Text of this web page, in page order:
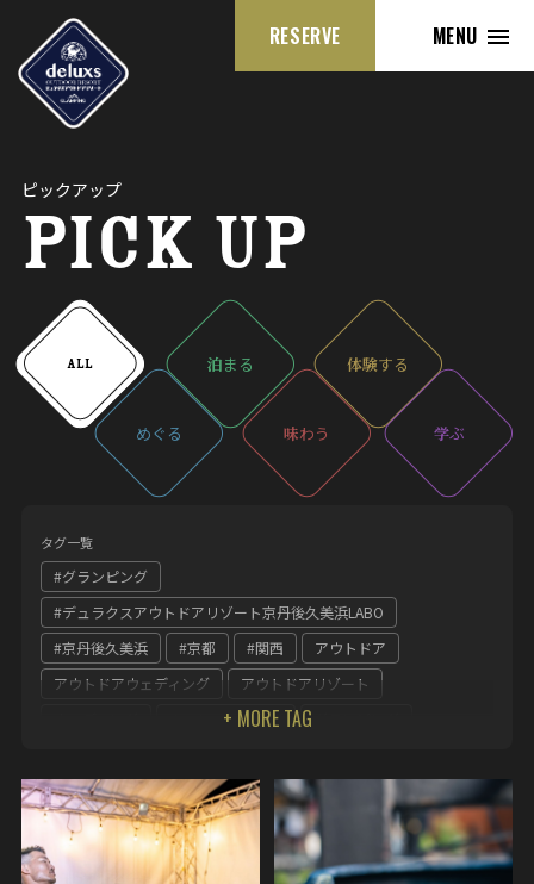
RESERVE MENU
ピックアップ
PICK UP
ALL 泊まる 体験する
めぐる 味わう 学ぶ
タグ一覧
#グランピング
#デュラクスアウトドアリゾート京丹後久美浜LABO
#京丹後久美浜
#京都 #関西
アウトドア
アウトドアウェディング
アウトドアリゾート
キャンペーン企画
グランピングの 関西
グランピング女子会
テーマパーク
デュラクス
デュラクスアウトドアリゾート京丹後久美浜LABO